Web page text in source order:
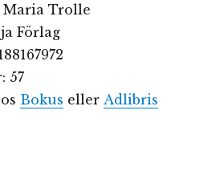
Trolle
Förlag
57
Bokus eller Adlibris